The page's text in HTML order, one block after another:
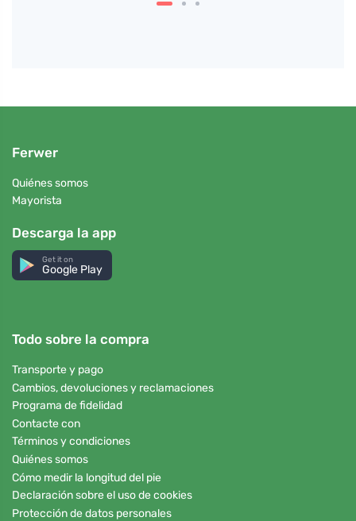
Ferwer
Quiénes somos
Mayorista
Descarga la app
Get it on
Google Play
Todo sobre la compra
Transporte y pago
Cambios, devoluciones y reclamaciones
Programa de fidelidad
Contacte con
Términos y condiciones
Quiénes somos
Cómo medir la longitud del pie
Declaración sobre el uso de cookies
Protección de datos personales